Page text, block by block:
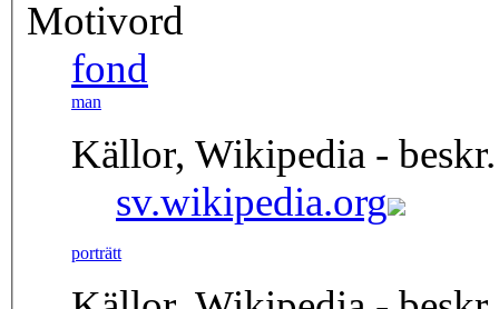
Motivord
fond
man
Källor, Wikipedia -
sv.wikipedia.org
porträtt